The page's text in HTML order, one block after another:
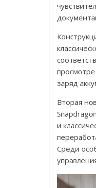
заряд
Вторая
и
Среди